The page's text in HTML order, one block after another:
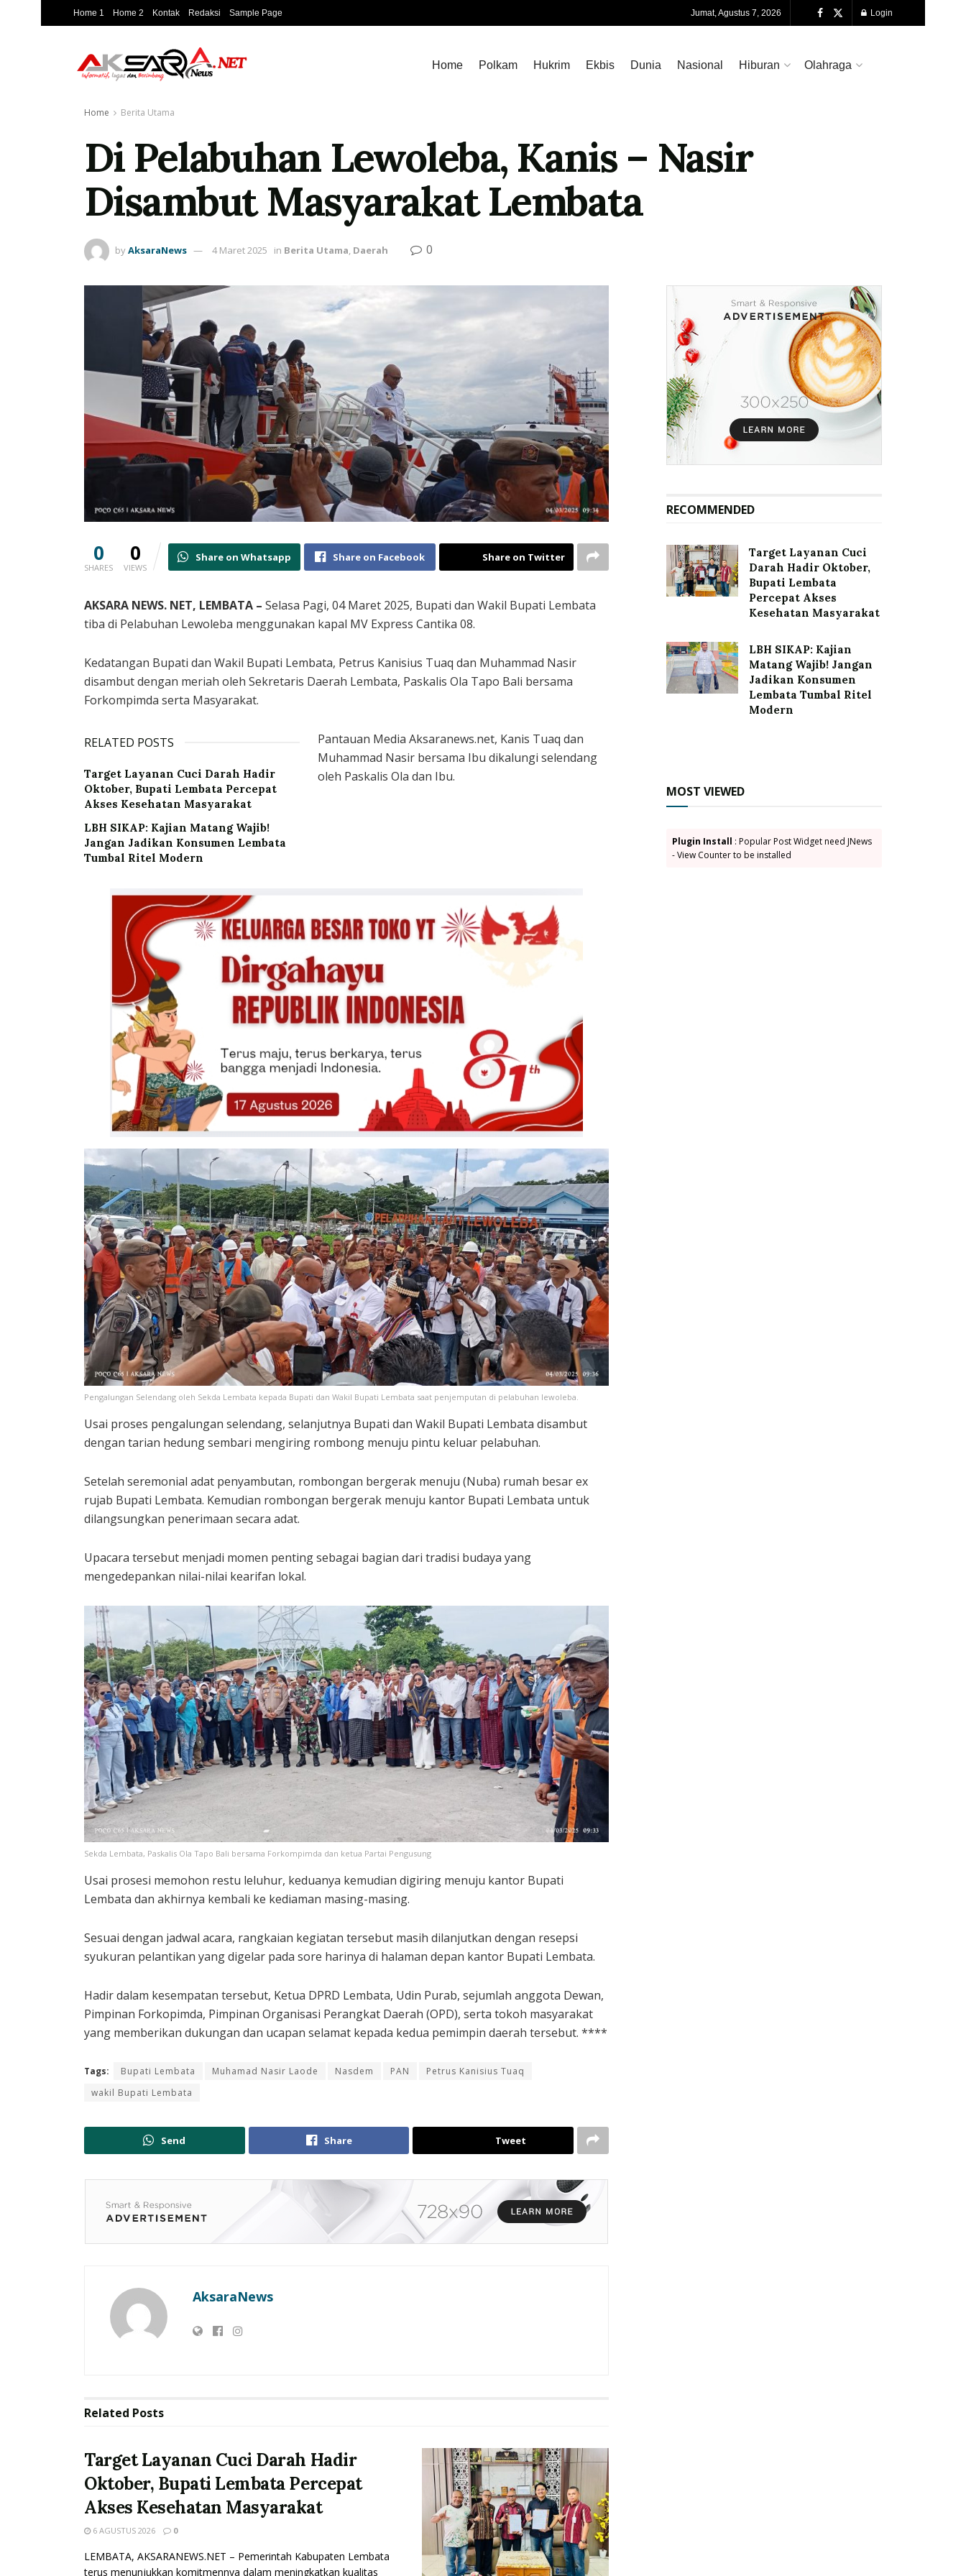
Home 1 Home 2 Kontak Redaksi Sample Page Jumat, Agustus 7, 2026 Login
Home Polkam Hukrim Ekbis Dunia Nasional Hiburan Olahraga
Home Berita Utama
Di Pelabuhan Lewoleba, Kanis – Nasir
Disambut Masyarakat Lembata
byAksaraNews 4 Maret 2025 in Berita Utama, Daerah 0
0
SHARES
0
VIEWS
Share on Whatsapp Share on Facebook Share on Twitter
AKSARA NEWS. NET, LEMBATA – Selasa Pagi, 04 Maret 2025, Bupati dan Wakil Bupati Lembata
tiba di Pelabuhan Lewoleba menggunakan kapal MV Express Cantika 08.
Kedatangan Bupati dan Wakil Bupati Lembata, Petrus Kanisius Tuaq dan Muhammad Nasir
disambut dengan meriah oleh Sekretaris Daerah Lembata, Paskalis Ola Tapo Bali bersama
Forkompimda serta Masyarakat.
RELATED POSTS
Target Layanan Cuci Darah Hadir
Oktober, Bupati Lembata Percepat
Akses Kesehatan Masyarakat
LBH SIKAP: Kajian Matang Wajib!
Jangan Jadikan Konsumen Lembata
Tumbal Ritel Modern
Pantauan Media Aksaranews.net, Kanis Tuaq dan
Muhammad Nasir bersama Ibu dikalungi selendang
oleh Paskalis Ola dan Ibu.
Pengalungan Selendang oleh Sekda Lembata kepada Bupati dan Wakil Bupati Lembata saat penjemputan di pelabuhan lewoleba.
Usai proses pengalungan selendang, selanjutnya Bupati dan Wakil Bupati Lembata disambut
dengan tarian hedung sembari mengiring rombong menuju pintu keluar pelabuhan.
Setelah seremonial adat penyambutan, rombongan bergerak menuju (Nuba) rumah besar ex
rujab Bupati Lembata. Kemudian rombongan bergerak menuju kantor Bupati Lembata untuk
dilangsungkan penerimaan secara adat.
Upacara tersebut menjadi momen penting sebagai bagian dari tradisi budaya yang
mengedepankan nilai-nilai kearifan lokal.
Sekda Lembata, Paskalis Ola Tapo Bali bersama Forkompimda dan ketua Partai Pengusung
Usai prosesi memohon restu leluhur, keduanya kemudian digiring menuju kantor Bupati
Lembata dan akhirnya kembali ke kediaman masing-masing.
Sesuai dengan jadwal acara, rangkaian kegiatan tersebut masih dilanjutkan dengan resepsi
syukuran pelantikan yang digelar pada sore harinya di halaman depan kantor Bupati Lembata.
Hadir dalam kesempatan tersebut, Ketua DPRD Lembata, Udin Purab, sejumlah anggota Dewan,
Pimpinan Forkopimda, Pimpinan Organisasi Perangkat Daerah (OPD), serta tokoh masyarakat
yang memberikan dukungan dan ucapan selamat kepada kedua pemimpin daerah tersebut. ****
Tags: Bupati Lembata Muhamad Nasir Laode Nasdem PAN
Petrus Kanisius Tuaq
wakil Bupati Lembata
Send Share Tweet
AksaraNews
Related Posts
Target Layanan Cuci Darah Hadir
Oktober, Bupati Lembata Percepat
Akses Kesehatan Masyarakat
6 AGUSTUS 2026 0
LEMBATA, AKSARANEWS.NET – Pemerintah Kabupaten Lembata
terus menunjukkan komitmennya dalam meningkatkan kualitas
RECOMMENDED
Target Layanan Cuci
Darah Hadir Oktober,
Bupati Lembata
Percepat Akses
Kesehatan Masyarakat
LBH SIKAP: Kajian
Matang Wajib! Jangan
Jadikan Konsumen
Lembata Tumbal Ritel
Modern
MOST VIEWED
Plugin Install : Popular Post Widget need JNews
- View Counter to be installed